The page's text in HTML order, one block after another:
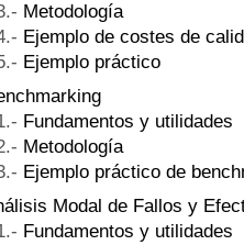
Metodología
Ejemplo de costes de
Ejemplo práctico
Fundamentos y utilidades
Metodología
Ejemplo práctico de
Modal de Fallos y
Fundamentos y utilidades